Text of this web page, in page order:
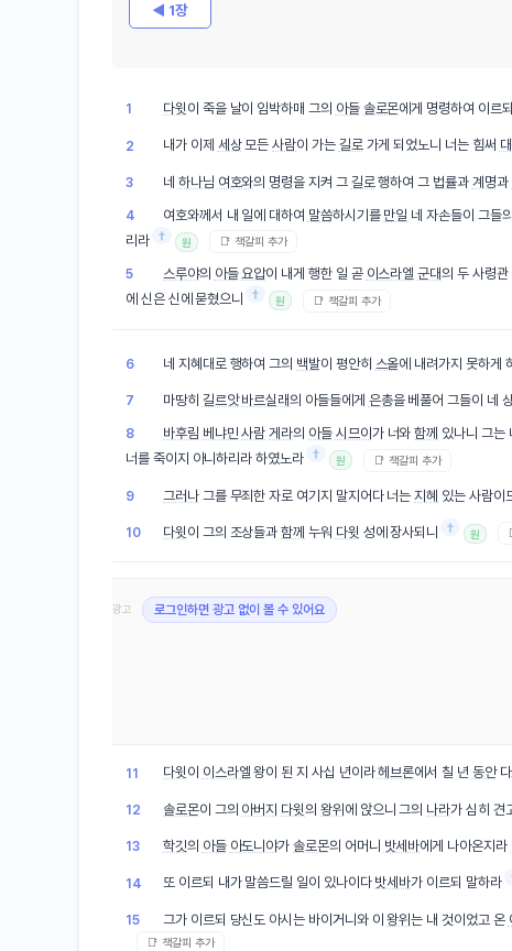
◀ 1장
1 다윗 이 죽을 날이 임박하매 그의 아들 솔로몬에게 명령하여 이르되
2 내가 이제 세상모든사람이 가는 길로가게 되었노니 너는 힘써
3 네 하나님 여호와의 명령을 지켜 그 길로 행하여 그 법률과 계명과
4 여호와께서 내 일에 대하여 말씀하시기를 만일 네 자손들이 그들
리라 † 원 📑 책갈피 추가
5 스루야의 아들요압이 내게 행한 일 곧 이스라엘 군대의 두 사령관
에 신은 신에 묻혔으니
† 원 📑 책갈피 추가
6 네 지혜대로 행하여 그의 백발이 평안히 스올에 내려가지 못하게
7 마땅히 길르앗 바르실래의 아들들에게 은총을 베풀어 그들이 네
8 바후림 베냐민 사람 게라의 아들 시므이 가 너와함께 있나니 그는
너를 죽이지 아니하리라 하였노라 † 원 📑 책갈피 추가
9 그러나그를 무죄한 자로 여기지 말지어다 너는지혜 있는 사람이
10 다윗 이 그의 조상들과함께 누워 다윗 성에 장사되니 † 원
광고 로그인하면 광고 없이 볼 수 있어요
11 다윗 이 이스라엘 왕이 된 지 사십 년이라헤브론에서 칠 년 동안다
12 솔로몬이 그의 아버지 다윗의 왕위 에 앉으니 그의 나라가 심히 견
13 학깃의 아들 아도니야가솔로몬의 어머니 밧세바에게 나아온지라
14 또 이르되 내가 말씀드릴 일이 있나이다 밧세바가 이르되 말하라
15 그가 이르되 당신도 아시는 바이거니와 이왕위는 내 것이었고 온
📑 책갈피 추가